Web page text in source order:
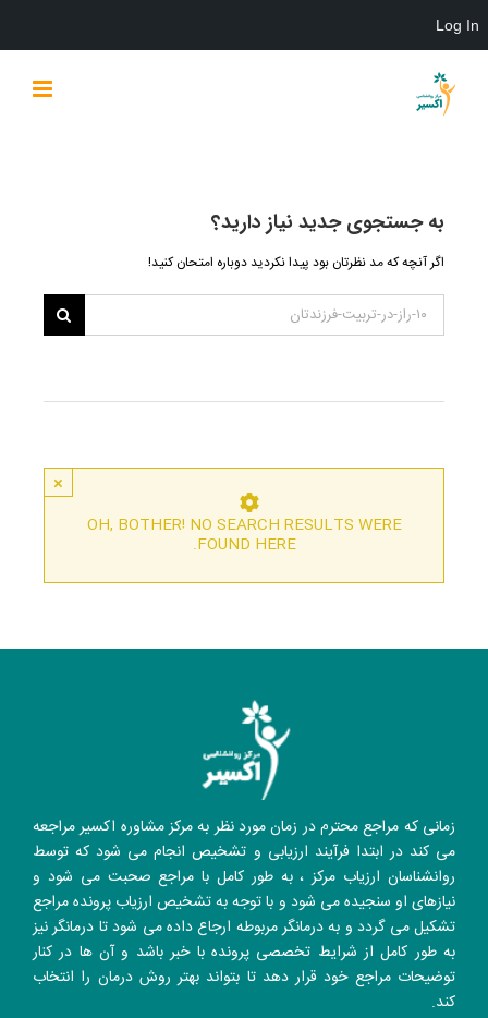
Log In
content
به جستجوی جديد نياز داريد؟
اگر آنچه که مد نظرتان بود پیدا نکردید دوباره امتحان کنید!
×
OH, BOTHER! NO SEARCH RESULTS WERE
FOUND HERE.
زمانی که مراجع محترم در زمان مورد نظر به مرکز مشاوره اکسیر مراجعه
می کند در ابتدا فرآیند ارزیابی و تشخیص انجام می شود که توسط
روانشناسان ارزیاب مرکز ، به طور کامل با مراجع صحبت می شود و
نیازهای او سنجیده می شود و با توجه به تشخیص ارزیاب پرونده مراجع
تشکیل می گردد و به درمانگر مربوطه ارجاع داده می شود تا درمانگر نیز
به طور کامل از شرایط تخصصی پرونده با خبر باشد و آن ها در کنار
توضیحات مراجع خود قرار دهد تا بتواند بهتر روش درمان را انتخاب
کند.